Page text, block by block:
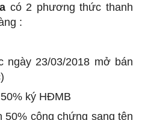
có 2 phương thức thanh
:
ngày 23/03/2018 mở bán
ký HĐMB
50% công chứng sang tên